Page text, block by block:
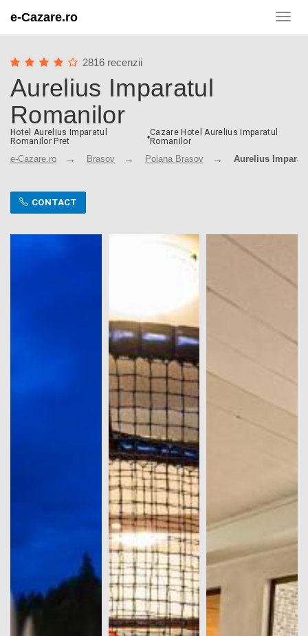
e-Cazare.ro
2816 recenzii
Aurelius Imparatul
Romanilor
Hotel Aurelius Imparatul
Romanilor Pret
•Cazare Hotel Aurelius Imparatul
Romanilor
e-Cazare.ro Brasov Poiana Brasov Aurelius
CONTACT